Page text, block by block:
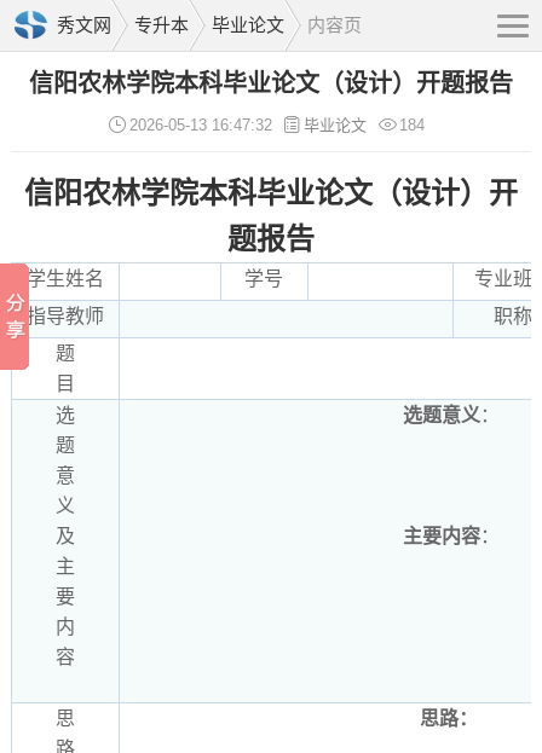
秀文网 专升本 毕业论文 内容页
信阳农林学院本科毕业论文（设计）开题报告
2026-05-13 16:47:32 毕业论文 184
信阳农林学院本科毕业论文（设计）开
题报告
学生姓名 学号
专业班
指导教师
职称
题
目
选
题
意
义
及
主
要
内
容
选题意义 ：
主要内容：
思
路
思路：